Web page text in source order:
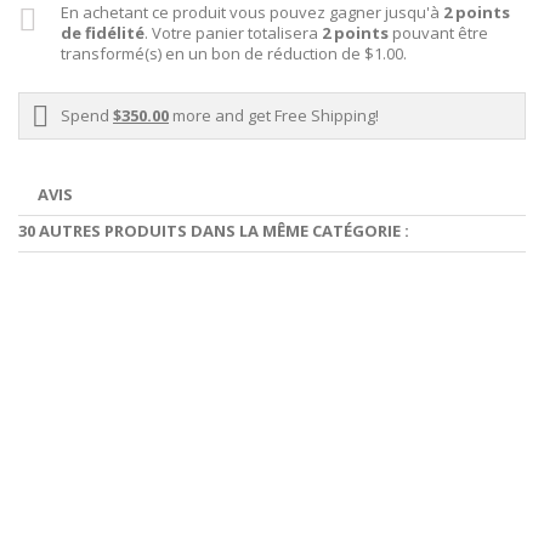
En achetant ce produit vous pouvez gagner jusqu'à 2points
de fidélité. Votre panier totalisera 2points pouvant être
transformé(s) en un bon de réduction de $1.00.
Spend $350.00 more and get Free Shipping!
AVIS
30 AUTRES PRODUITS DANS LA MÊME CATÉGORIE :